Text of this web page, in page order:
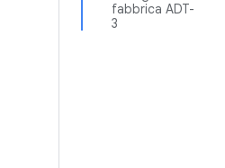
fabbrica ADT-
3